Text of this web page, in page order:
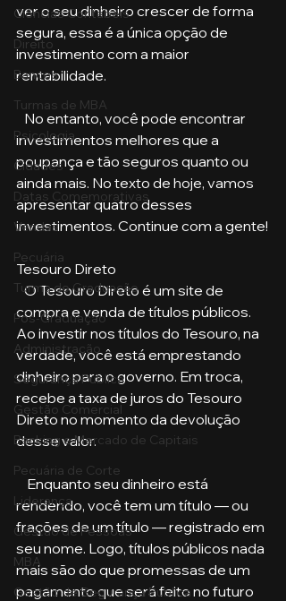
Ciências Contábeis
Direito
Bancos
Turmas de MBA
Psicologia
Cidades
Datas Comemorativas
Vendas
Pecuária
Turma de Graduação
Pós-Graduação
Administração
Segurança Publica
Gestão Comercial
Banking e Mercado de Capitais
Pecuária de Corte
Liderança
Gestão de Pessoas
MBA
Gestão de Segurança Publica
ver o seu dinheiro crescer de forma
segura, essa é a única opção de
investimento com a maior
rentabilidade.
investimentos melhores que a
poupança e tão seguros quanto ou
ainda mais. No texto de hoje, vamos
apresentar quatro desses
investimentos. Continue com a gente!
Tesouro Direto
   O Tesouro Direto é um site de
compra e venda de títulos públicos.
Ao investir nos títulos do Tesouro, na
verdade, você está emprestando
dinheiro para o governo. Em troca,
recebe a taxa de juros do Tesouro
Direto no momento da devolução
desse valor.
rendendo, você tem um título — ou
frações de um título — registrado em
seu nome. Logo, títulos públicos nada
mais são do que promessas de um
pagamento que será feito no futuro